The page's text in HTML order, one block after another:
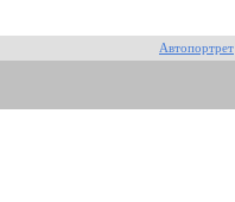
Автопортрет